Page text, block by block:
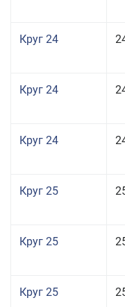
Круг 24
Круг 24
Круг 24
Круг 25
Круг 25
Круг 25